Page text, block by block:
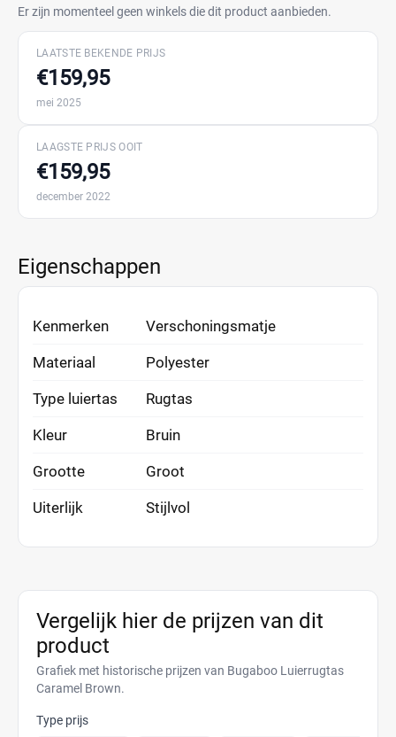
Er zijn momenteel geen winkels die dit product aanbieden.
LAATSTE BEKENDE PRIJS
€159,95
mei 2025
LAAGSTE PRIJS OOIT
€159,95
december 2022
Eigenschappen
Kenmerken Verschoningsmatje
Materiaal Polyester
Type luiertas Rugtas
Kleur Bruin
Grootte Groot
Uiterlijk Stijlvol
Vergelijk hier de prijzen van dit
product
Grafiek met historische prijzen van Bugaboo Luierrugtas
Caramel Brown.
Type prijs